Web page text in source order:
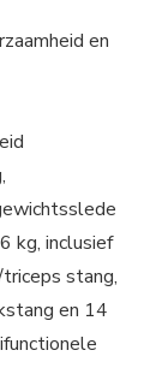
en
kg, inclusief
stang,
en 14